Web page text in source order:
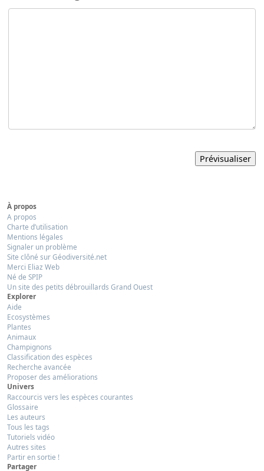
À propos
A propos
Charte d’utilisation
Mentions légales
Signaler un problème
Site clôné sur Géodiversité.net
Merci Eliaz Web
Né de SPIP
Un site des petits débrouillards Grand Ouest
Explorer
Aide
Ecosystèmes
Plantes
Animaux
Champignons
Classification des espèces
Recherche avancée
Proposer des améliorations
Univers
Raccourcis vers les espèces courantes
Glossaire
Les auteurs
Tous les tags
Tutoriels vidéo
Autres sites
Partir en sortie !
Partager